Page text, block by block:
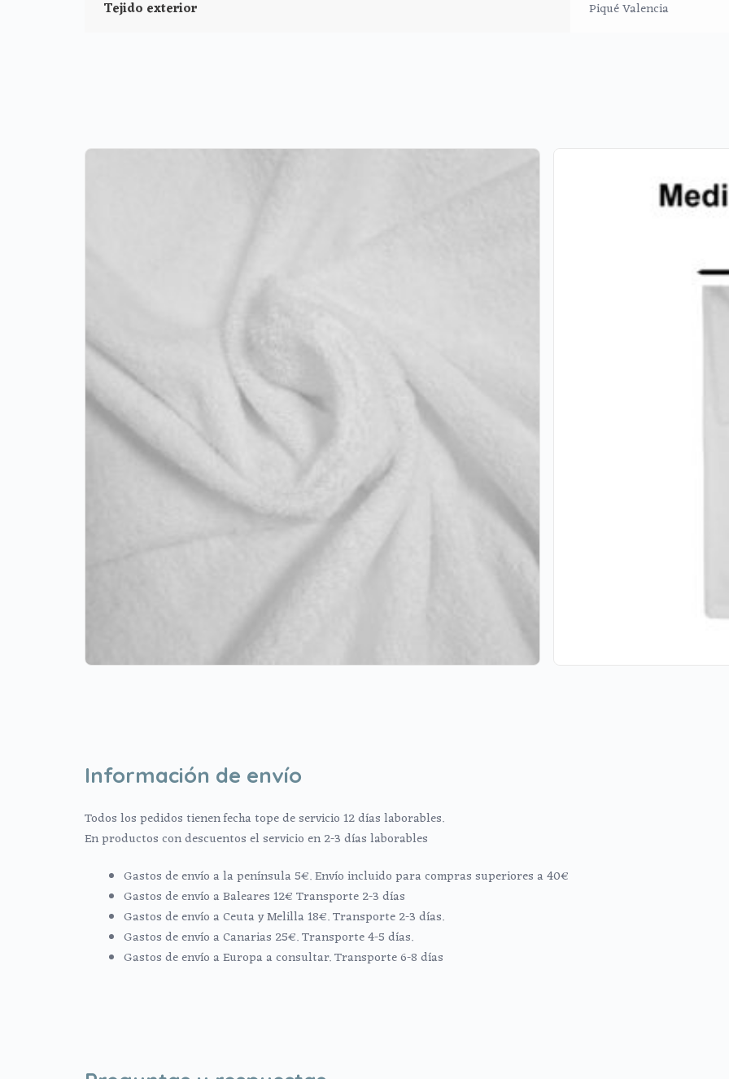
Tejido exterior Piqué Valencia
Información de envío
Todos los pedidos tienen fecha tope de servicio 12 días laborables.
En productos con descuentos el servicio en 2-3 días laborables
Gastos de envío a la península 5€. Envío incluido para compras superiores a 40€
Gastos de envío a Baleares 12€ Transporte 2-3 días
Gastos de envío a Ceuta y Melilla 18€. Transporte 2-3 días.
Gastos de envío a Canarias 25€. Transporte 4-5 días.
Gastos de envío a Europa a consultar. Transporte 6-8 días